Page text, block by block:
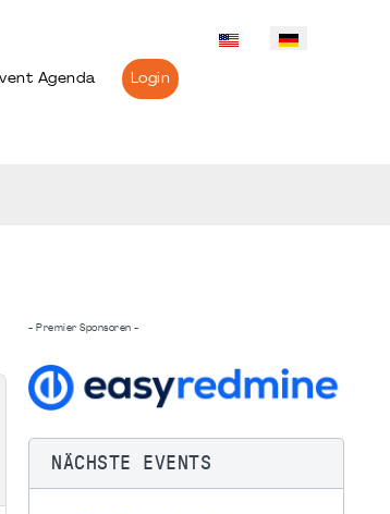
Agenda Login
- Premier Sponsoren -
NÄCHSTE EVENTS